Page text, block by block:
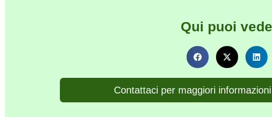
Qui puoi
Contattaci per maggiori informazioni